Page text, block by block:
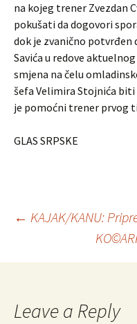
na kojeg trener Zvezdan
pokušati da dogovori
dok je zvanično potvrđen
Savića u redove
smjena na čelu
šefa Velimira Stojnića
je pomoćni trener prvog
GLAS SRPSKE
Post
← KAJAK/KANU:
Leave a Reply